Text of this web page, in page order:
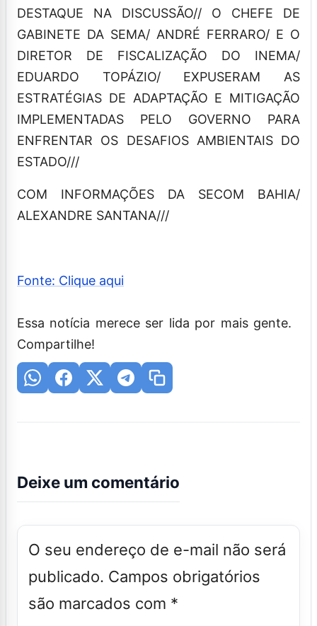
DESTAQUE NA DISCUSSÃO// O CHEFE DE
GABINETE DA SEMA/ ANDRÉ FERRARO/ E O
DIRETOR DE FISCALIZAÇÃO DO INEMA/
EDUARDO TOPÁZIO/ EXPUSERAM AS
ESTRATÉGIAS DE ADAPTAÇÃO E MITIGAÇÃO
IMPLEMENTADAS PELO GOVERNO PARA
ENFRENTAR OS DESAFIOS AMBIENTAIS DO
ESTADO///
COM INFORMAÇÕES DA SECOM BAHIA/
ALEXANDRE SANTANA///
Fonte: Clique aqui
Essa notícia merece ser lida por mais gente.
Compartilhe!
Deixe um comentário
O seu endereço de e-mail não será
publicado. Campos obrigatórios
são marcados com *